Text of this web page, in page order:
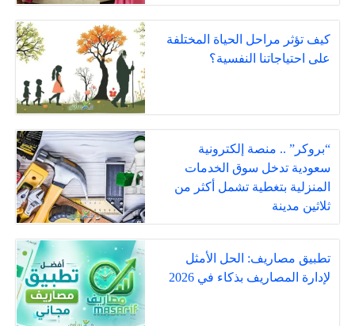
كيف تؤثر مراحل الحياة المختلفة
على احتياجاتنا النفسية؟
“بروكر” .. منصة إلكترونية
سعودية تدخل سوق الخدمات
المنزلية بتغطية تشمل أكثر من
ثلاثين مدينة
تطبيق مصاريف: الحل الأمثل
لإدارة المصاريف بذكاء في 2026